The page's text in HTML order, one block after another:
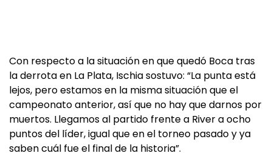
Con respecto a la situación en que quedó Boca tras
la derrota en La Plata, Ischia sostuvo: “La punta está
lejos, pero estamos en la misma situación que el
campeonato anterior, así que no hay que darnos por
muertos. Llegamos al partido frente a River a ocho
puntos del líder, igual que en el torneo pasado y ya
saben cuál fue el final de la historia”.